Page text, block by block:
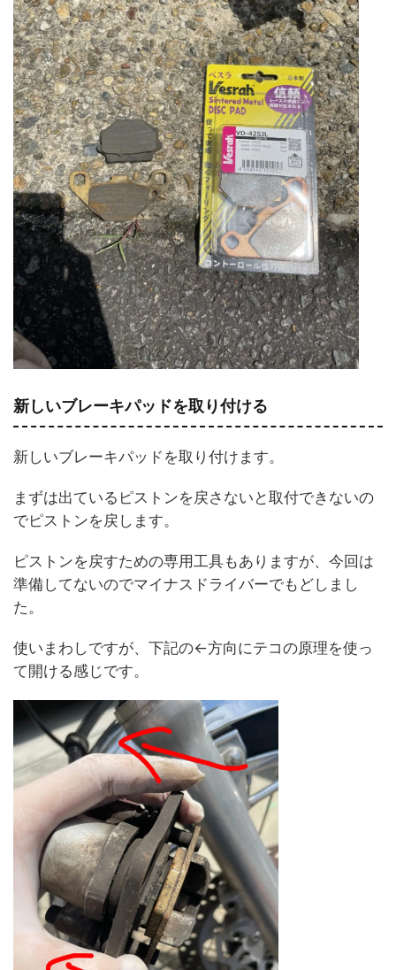
新しいブレーキパッドを取り付ける
新しいブレーキパッドを取り付けます。
まずは出ているピストンを戻さないと取付できないの
でピストンを戻します。
ピストンを戻すための専用工具もありますが、今回は
準備してないのでマイナスドライバーでもどしまし
た。
使いまわしですが、下記の←方向にテコの原理を使っ
て開ける感じです。